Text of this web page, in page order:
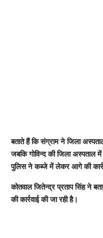
बताते हैं कि संग्राम ने जिला
जबकि गोविन्द की जिला अस्पताल
पुलिस ने कब्जे में लेकर आगे की
कोतवाल जितेन्द्र प्रताप सिंह ने
की कार्रवाई की जा रही है।